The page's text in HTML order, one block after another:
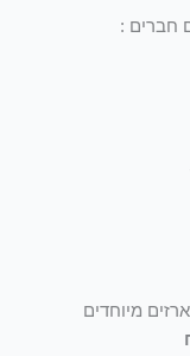
חברים :
מיוחדים